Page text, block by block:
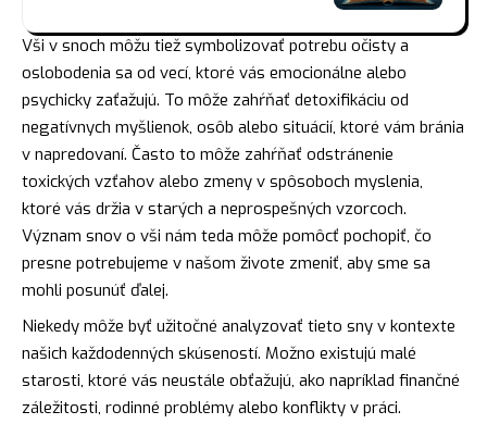
Vši v snoch môžu tiež symbolizovať potrebu očisty a
oslobodenia sa od vecí, ktoré vás emocionálne alebo
psychicky zaťažujú. To môže zahŕňať detoxifikáciu od
negatívnych myšlienok, osôb alebo situácií, ktoré vám bránia
v napredovaní. Často to môže zahŕňať odstránenie
toxických vzťahov alebo zmeny v spôsoboch myslenia,
ktoré vás držia v starých a neprospešných vzorcoch.
Význam snov o vši nám teda môže pomôcť pochopiť, čo
presne potrebujeme v našom živote zmeniť, aby sme sa
mohli posunúť ďalej.
Niekedy môže byť užitočné analyzovať tieto sny v kontexte
našich každodenných skúseností. Možno existujú malé
starosti, ktoré vás neustále obťažujú, ako napríklad finančné
záležitosti, rodinné problémy alebo konflikty v práci.